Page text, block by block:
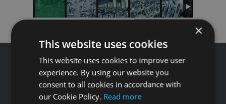
Звоните GFITNESS +371 67 99 40 44
×
This website uses cookies
This website uses cookies to improve user
experience. By using our website you
consent to all cookies in accordance with
our Cookie Policy. Read more